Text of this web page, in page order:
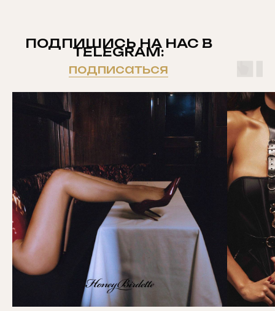
ПОДПИШИСЬ НА НАС В
TELEGRAM:
подписаться